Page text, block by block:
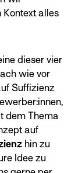
alles
dieser vier
wie vor
Suffizienz
dem Thema
auf
hin zu
Idee zu